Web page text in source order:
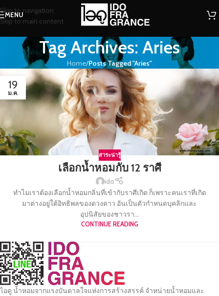
Skip to navigation
Skip to main content
MENU
Tag Archives: Aries
Home/Posts Tagged "Aries"
19
ม.ค.
สาระน่ารู้
เลือกน้ำหอมกับ 12 ราศี
ido
ทำไมเราต้องเลือกน้ำหอมกลิ่นที่เข้ากับราศีเกิด ก็เพราะคนเราที่เกิด
มาต่างอยู่ใต้อิทธิพลของดวงดาว อันเป็นตัวกำหนดบุคลิกและ
อุปนิสัยของชาวรา...
CONTINUE READING
ไอดู น้ำหอมจากแรงบันดาลใจแห่งการสร้างสรรค์ จำหน่ายน้ำหอมและ